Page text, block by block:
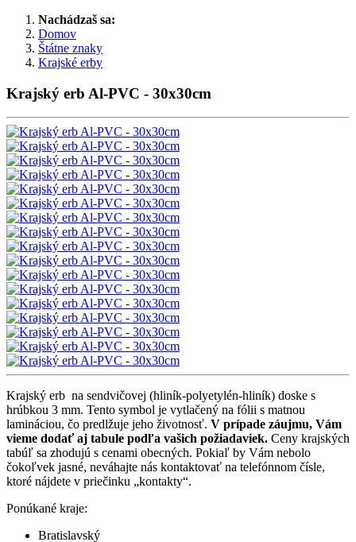
Nachádzaš sa:
Domov
Štátne znaky
Krajské erby
Krajský erb Al-PVC - 30x30cm
Krajský erb na sendvičovej (hliník-polyetylén-hliník) doske s
hrúbkou 3 mm. Tento symbol je vytlačený na fólii s matnou
lamináciou, čo predlžuje jeho životnosť. V prípade záujmu, Vám
vieme dodať aj tabule podľa vašich požiadaviek. Ceny krajských
tabúľ sa zhodujú s cenami obecných. Pokiaľ by Vám nebolo
čokoľvek jasné, neváhajte nás kontaktovať na telefónnom čísle,
ktoré nájdete v priečinku „kontakty“.
Ponúkané kraje:
Bratislavský